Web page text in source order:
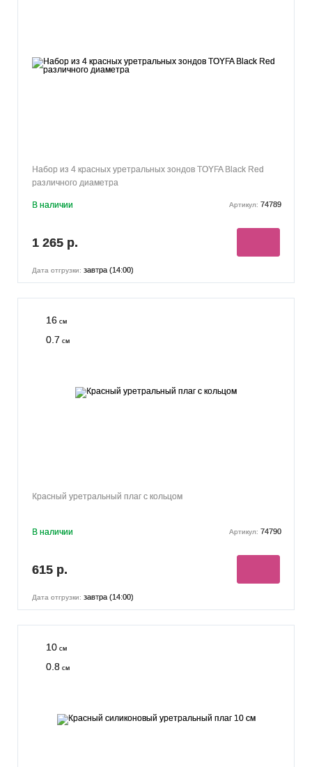
Набор из 4 красных уретральных зондов TOYFA Black Red
различного диаметра
В наличии Артикул: 74789
1 265 р.
Дата отгрузки: завтра (14:00)
16 см
0.7 см
Красный уретральный плаг с кольцом
В наличии Артикул: 74790
615 р.
Дата отгрузки: завтра (14:00)
10 см
0.8 см